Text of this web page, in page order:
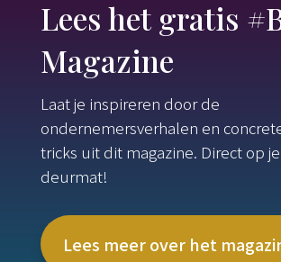
Lees het gratis
Magazine
Laat je inspireren door de
ondernemersverhalen en
tricks uit dit magazine. Direct op
deurmat!
Lees meer over het